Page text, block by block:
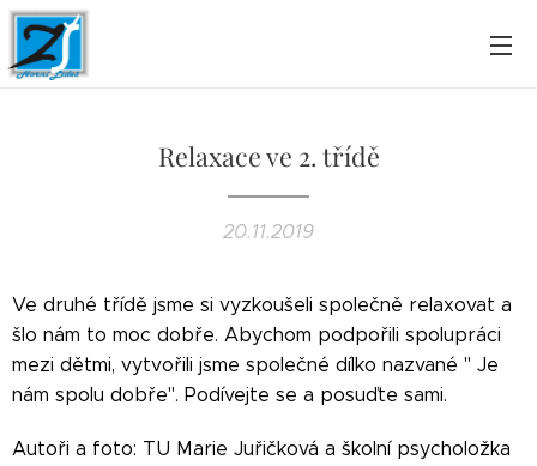
Relaxace ve 2. třídě
20.11.2019
Ve druhé třídě jsme si vyzkoušeli společně relaxovat a
šlo nám to moc dobře. Abychom podpořili spolupráci
mezi dětmi, vytvořili jsme společné dílko nazvané " Je
nám spolu dobře". Podívejte se a posuďte sami.
Autoři a foto: TU Marie Juřičková a školní psycholožka